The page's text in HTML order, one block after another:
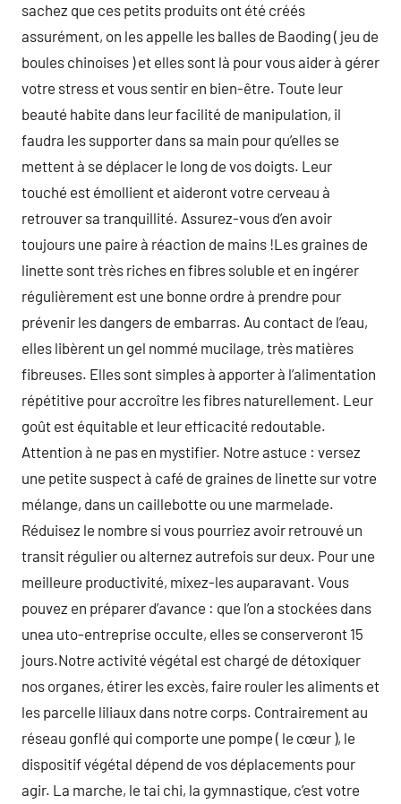
sachez que ces petits produits ont été créés
assurément, on les appelle les balles de Baoding ( jeu de
boules chinoises ) et elles sont là pour vous aider à gérer
votre stress et vous sentir en bien-être. Toute leur
beauté habite dans leur facilité de manipulation, il
faudra les supporter dans sa main pour qu’elles se
mettent à se déplacer le long de vos doigts. Leur
touché est émollient et aideront votre cerveau à
retrouver sa tranquillité. Assurez-vous d’en avoir
toujours une paire à réaction de mains !Les graines de
linette sont très riches en fibres soluble et en ingérer
régulièrement est une bonne ordre à prendre pour
prévenir les dangers de embarras. Au contact de l’eau,
elles libèrent un gel nommé mucilage, très matières
fibreuses. Elles sont simples à apporter à l’alimentation
répétitive pour accroître les fibres naturellement. Leur
goût est équitable et leur efficacité redoutable.
Attention à ne pas en mystifier. Notre astuce : versez
une petite suspect à café de graines de linette sur votre
mélange, dans un caillebotte ou une marmelade.
Réduisez le nombre si vous pourriez avoir retrouvé un
transit régulier ou alternez autrefois sur deux. Pour une
meilleure productivité, mixez-les auparavant. Vous
pouvez en préparer d’avance : que l’on a stockées dans
unea uto-entreprise occulte, elles se conserveront 15
jours.Notre activité végétal est chargé de détoxiquer
nos organes, étirer les excès, faire rouler les aliments et
les parcelle liliaux dans notre corps. Contrairement au
réseau gonflé qui comporte une pompe ( le cœur ), le
dispositif végétal dépend de vos déplacements pour
agir. La marche, le tai chi, la gymnastique, c’est votre